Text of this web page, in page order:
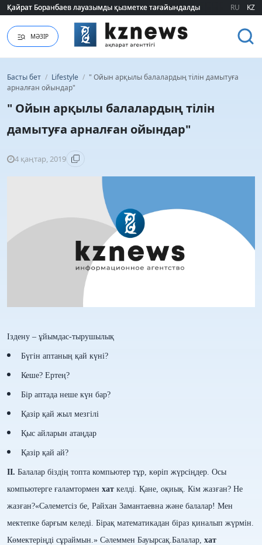
Қайрат Боранбаев лауазымды қызметке тағайындалды
Қайрат Боранбаев лауазымды қызметке тағайындалды RU KZ
МӘЗІР
Басты бет / Lifestyle / " Ойын арқылы балалардың тілін дамытуға
арналған ойындар"
" Ойын арқылы балалардың тілін
дамытуға арналған ойындар"
4 қаңтар, 2019
Іздену – ұйымдас-тырушылық
Бүгін аптаның қай күні?
Кеше? Ертең?
Бір аптада неше күн бар?
Қазір қай жыл мезгілі
Қыс айларын атаңдар
Қазір қай ай?
ІІ. Балалар біздің топта компьютер тұр, көріп жүрсіңдер. Осы
компьютерге ғаламтормен хат келді . Қане, оқиық. Кім жазған? Не
жазған?«Сәлеметсіз бе, Райхан Замантаевна және балалар! Мен
мектепке барғым келеді. Бірақ математикадан біраз қиналып жүрмін.
Көмектеріңді сұраймын.» Сәлеммен Бауырсақ. Балалар, хат